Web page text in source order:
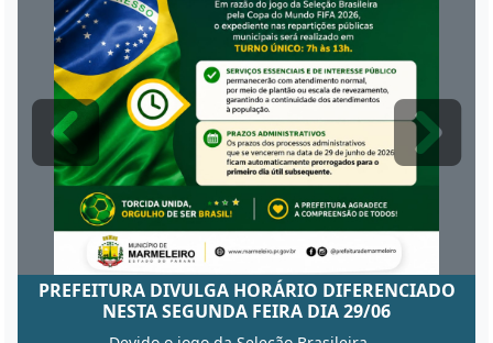
PREFEITURA DIVULGA HORÁRIO DIFERENCIADO
NESTA SEGUNDA FEIRA DIA 29/06